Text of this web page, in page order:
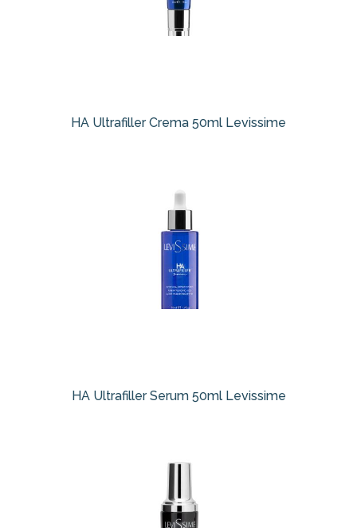
HA Ultrafiller Crema 50ml Levissime
HA Ultrafiller Serum 50ml Levissime